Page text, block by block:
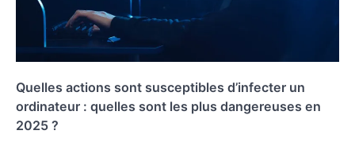
Quelles actions sont susceptibles d’infecter un
ordinateur : quelles sont les plus dangereuses en
2025 ?